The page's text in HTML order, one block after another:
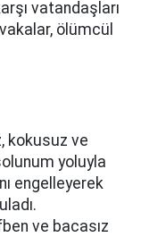
vatandaşları
ölümcül
kokusuz ve
yoluyla
engelleyerek
ve bacasız